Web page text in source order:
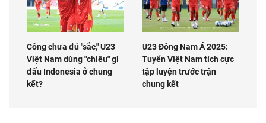
Công chưa đủ "sắc," U23
Việt Nam dùng "chiêu" gì
đấu Indonesia ở chung
kết?
U23 Đông Nam Á 2025:
Tuyển Việt Nam tích cực
tập luyện trước trận
chung kết